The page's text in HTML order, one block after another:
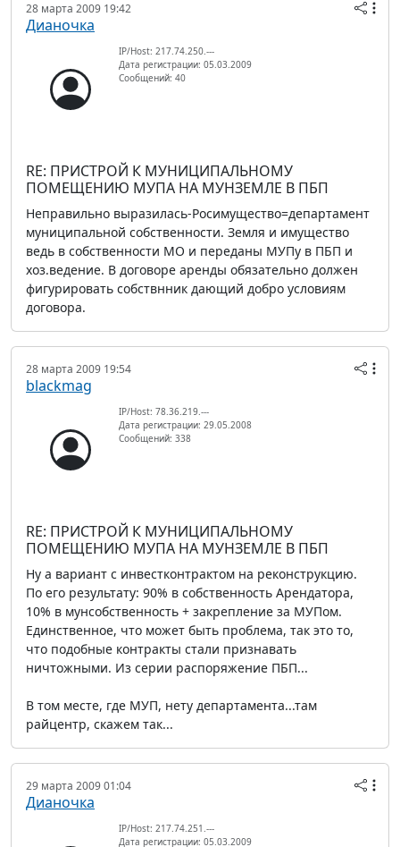
28 марта 2009 19:42
Дианочка
IP/Host: 217.74.250.---
Дата регистрации: 05.03.2009
Сообщений: 40
RE: ПРИСТРОЙ К МУНИЦИПАЛЬНОМУ
ПОМЕЩЕНИЮ МУПА НА МУНЗЕМЛЕ В ПБП
Неправильно выразилась-Росимущество=департамент
муниципальной собственности. Земля и имущество
ведь в собственности МО и переданы МУПу в ПБП и
хоз.ведение. В договоре аренды обязательно должен
фигурировать собствнник дающий добро условиям
договора.
28 марта 2009 19:54
blackmag
IP/Host: 78.36.219.---
Дата регистрации: 29.05.2008
Сообщений: 338
RE: ПРИСТРОЙ К МУНИЦИПАЛЬНОМУ
ПОМЕЩЕНИЮ МУПА НА МУНЗЕМЛЕ В ПБП
Ну а вариант с инвестконтрактом на реконструкцию.
По его результату: 90% в собственность Арендатора,
10% в мунсобственность + закрепление за МУПом.
Единственное, что может быть проблема, так это то,
что подобные контракты стали признавать
ничтожными. Из серии распоряжение ПБП...
В том месте, где МУП, нету департамента...там
райцентр, скажем так...
29 марта 2009 01:04
Дианочка
IP/Host: 217.74.251.---
Дата регистрации: 05.03.2009